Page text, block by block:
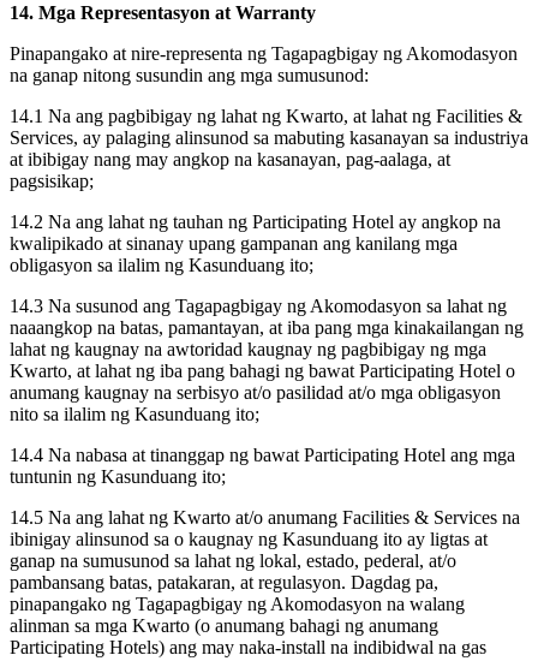
14. Mga Representasyon at Warranty
Pinapangako at nire-representa ng Tagapagbigay ng Akomodasyon
na ganap nitong susundin ang mga sumusunod:
14.1 Na ang pagbibigay ng lahat ng Kwarto, at lahat ng Facilities &
Services, ay palaging alinsunod sa mabuting kasanayan sa industriya
at ibibigay nang may angkop na kasanayan, pag-aalaga, at
pagsisikap;
14.2 Na ang lahat ng tauhan ng Participating Hotel ay angkop na
kwalipikado at sinanay upang gampanan ang kanilang mga
obligasyon sa ilalim ng Kasunduang ito;
14.3 Na susunod ang Tagapagbigay ng Akomodasyon sa lahat ng
naaangkop na batas, pamantayan, at iba pang mga kinakailangan ng
lahat ng kaugnay na awtoridad kaugnay ng pagbibigay ng mga
Kwarto, at lahat ng iba pang bahagi ng bawat Participating Hotel o
anumang kaugnay na serbisyo at/o pasilidad at/o mga obligasyon
nito sa ilalim ng Kasunduang ito;
14.4 Na nabasa at tinanggap ng bawat Participating Hotel ang mga
tuntunin ng Kasunduang ito;
14.5 Na ang lahat ng Kwarto at/o anumang Facilities & Services na
ibinigay alinsunod sa o kaugnay ng Kasunduang ito ay ligtas at
ganap na sumusunod sa lahat ng lokal, estado, pederal, at/o
pambansang batas, patakaran, at regulasyon. Dagdag pa,
pinapangako ng Tagapagbigay ng Akomodasyon na walang
alinman sa mga Kwarto (o anumang bahagi ng anumang
Participating Hotels) ang may naka-install na indibidwal na gas